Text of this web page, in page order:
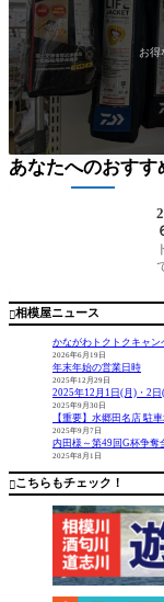
お得
相模屋ニュース
かながわトクトクキャン
2026年6月19日
年末年始の営業日時
2025年12月29日
2025年12月1日(月)・2
2025年9月30日
【重要】水郷田名店 駐
2025年9月7日
内田様～第49回G杯争奪
2025年8月1日
こちらもチェック！
あなたへのおすす